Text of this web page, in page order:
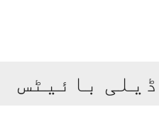
ڈیلی بائیٹس